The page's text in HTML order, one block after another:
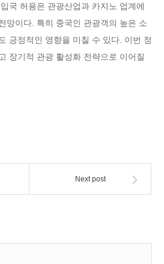
국 허용은 관광산업과 카지노 업계에
망이다. 특히 중국인 관광객의 높은 소
긍정적인 영향을 미칠 수 있다. 이번 정
장기적 관광 활성화 전략으로 이어질
Next post